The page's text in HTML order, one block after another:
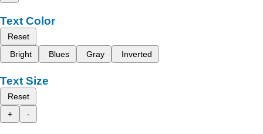
Text Color
Reset
Bright
Blues Gray Inverted
Text Size
Reset
+
-